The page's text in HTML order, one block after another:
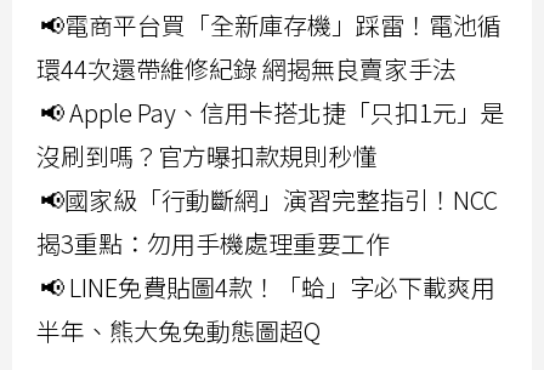
📢電商平台買「全新庫存機」踩雷！電池循
環44次還帶維修紀錄 網揭無良賣家手法
📢 Apple Pay、信用卡搭北捷「只扣1元」是
沒刷到嗎？官方曝扣款規則秒懂
📢國家級「行動斷網」演習完整指引！NCC
揭3重點：勿用手機處理重要工作
📢 LINE免費貼圖4款！「蛤」字必下載爽用
半年、熊大兔兔動態圖超Q